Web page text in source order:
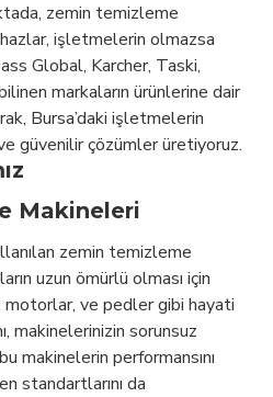
zemin temizleme
işletmelerin olmazsa
Global, Karcher, Taski,
markaların ürünlerine dair
Bursa’daki işletmelerin
güvenilir çözümler üretiyoruz.
Makineleri
zemin temizleme
uzun ömürlü olması için
motorlar, ve pedler gibi hayati
makinelerinizin sorunsuz
makinelerin performansını
standartlarını da